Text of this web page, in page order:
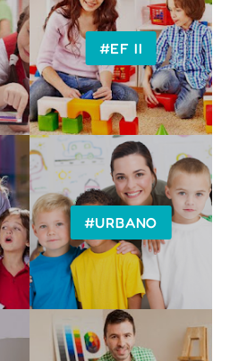
#EF II
#URBANO